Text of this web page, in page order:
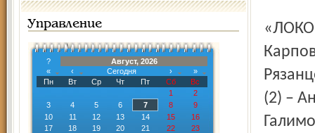
Управление
?
Август, 2026
«
‹ Сегодня ›
»
Пн
Вт Ср Чт Пт Сб
Вс
1
2
3
4 5 6 7 8
9
10
11 12 13 14 15
16
17
18 19 20 21 22
23
«ЛОКОМОТИВ» (12): Ламот; Васильев – Мерфи,
(2) –